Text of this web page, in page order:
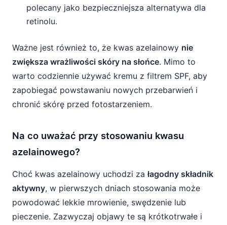
polecany jako bezpieczniejsza alternatywa dla
retinolu.
Ważne jest również to, że kwas azelainowy nie
zwiększa wrażliwości skóry na słońce. Mimo to
warto codziennie używać kremu z filtrem SPF, aby
zapobiegać powstawaniu nowych przebarwień i
chronić skórę przed fotostarzeniem.
Na co uważać przy stosowaniu kwasu
azelainowego?
Choć kwas azelainowy uchodzi za łagodny składnik
aktywny, w pierwszych dniach stosowania może
powodować lekkie mrowienie, swędzenie lub
pieczenie. Zazwyczaj objawy te są krótkotrwałe i